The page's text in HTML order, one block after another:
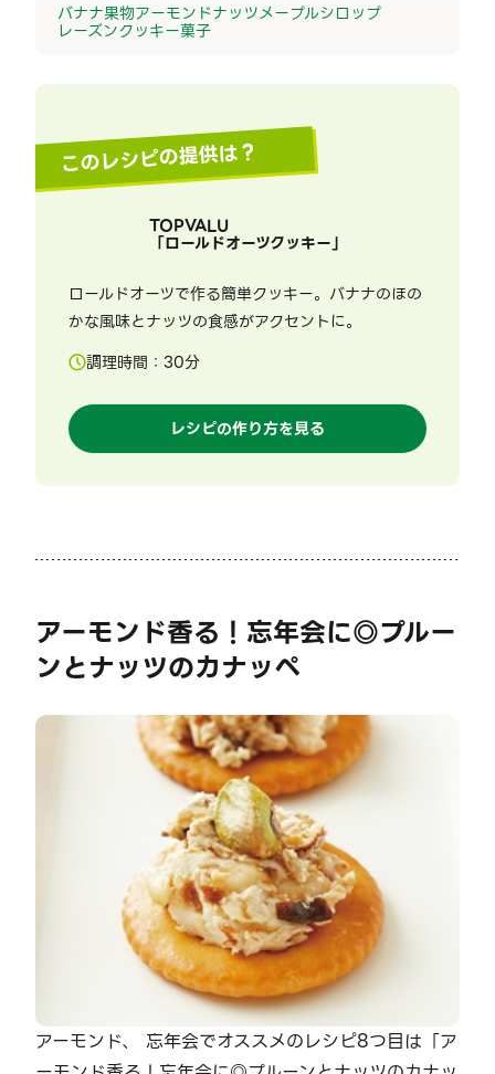
バナナ果物アーモンドナッツメープルシロップ
レーズンクッキー菓子
このレシピの提供は？
TOPVALU
「ロールドオーツクッキー」
ロールドオーツで作る簡単クッキー。バナナのほの
かな風味とナッツの食感がアクセントに。
調理時間： 30分
レシピの作り方を見る
アーモンド香る！忘年会に◎プルー
ンとナッツのカナッペ
アーモンド、 忘年会でオススメのレシピ8つ目は「ア